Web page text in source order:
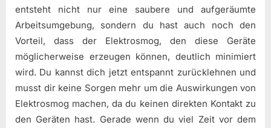
entsteht nicht nur eine saubere und aufgeräumte
Arbeitsumgebung, sondern du hast auch noch den
Vorteil, dass der Elektrosmog, den diese Geräte
möglicherweise erzeugen können, deutlich minimiert
wird. Du kannst dich jetzt entspannt zurücklehnen und
musst dir keine Sorgen mehr um die Auswirkungen von
Elektrosmog machen, da du keinen direkten Kontakt zu
den Geräten hast. Gerade wenn du viel Zeit vor dem